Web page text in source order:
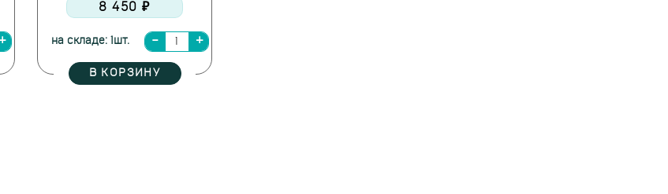
8 450 ₽
на складе: 1шт.
В КОРЗИНУ